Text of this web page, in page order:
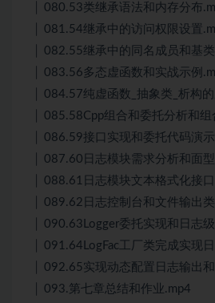
│ 080.53类继承语法和内存分布
│ 081.54继承中的访问权限设置
│ 082.55继承中的同名成员和基
│ 083.56多态虚函数和实战示例
│ 084.57纯虚函数_抽象类_析构
│ 085.58Cpp组合和委托分析和
│ 086.59接口实现和委托代码演
│ 087.60日志模块需求分析和面
│ 088.61日志模块文本格式化接
│ 089.62日志控制台和文件输出
│ 090.63Logger委托实现和日志
│ 091.64LogFac工厂类完成实现
│ 092.65实现动态配置日志输出
│ 093.第七章总结和作业.mp4